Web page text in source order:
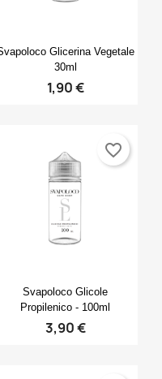
Anteprima
Glicerina Vegetale
30ml
1,90 €
Anteprima
Svapoloco Glicole
Propilenico - 100ml
3,90 €
favorite_border